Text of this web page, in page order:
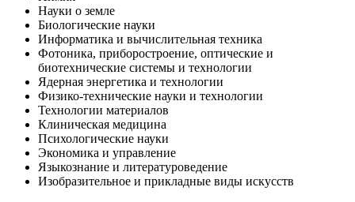
Науки о земле
Биологические науки
Информатика и вычислительная техника
Фотоника, приборостроение, оптические и
биотехнические системы и технологии
Ядерная энергетика и технологии
Физико-технические науки и технологии
Технологии материалов
Клиническая медицина
Психологические науки
Экономика и управление
Языкознание и литературоведение
Изобразительное и прикладные виды искусств